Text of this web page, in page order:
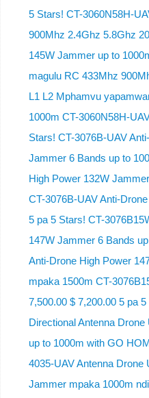
5 Stars! CT-3060N58H-
900Mhz 2.4Ghz 5.8Ghz
145W Jammer up to
magulu RC 433Mhz
L1 L2 Mphamvu
1000m CT-3060N58H-
Stars! CT-3076B-UAV
Jammer 6 Bands up to
High Power 132W
CT-3076B-UAV Anti-
5 pa 5 Stars! CT-
147W Jammer 6 Bands
Anti-Drone High Power
mpaka 1500m CT-
7,500.00 $ 7,200.00 5 pa
Directional Antenna
up to 1000m with GO
4035-UAV Antenna Drone
Jammer mpaka 1000m